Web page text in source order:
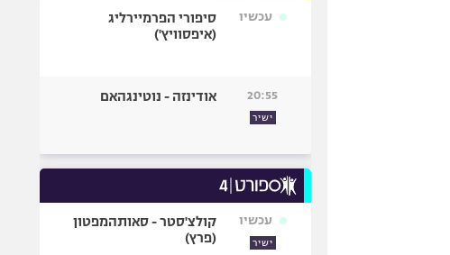
עכשיו
סיפורי הפרמיירליג
(איפסוויץ')
20:55
ישיר
אודינזה - נוטינגהאם
עכשיו
ישיר
קולצ'סטר - סאותהמפטון
(פרץ)